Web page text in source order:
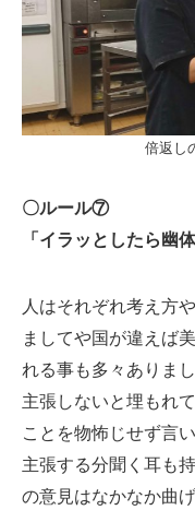
倍返し
〇ルール⑦
「イラッとしたら幽
人はそれぞれ考え方
ましてや国が違えば
れる事も多々ありまし
主張しないと埋もれ
ことを物怖じせず言い
主張する分聞く耳も
の意見はなかなか曲